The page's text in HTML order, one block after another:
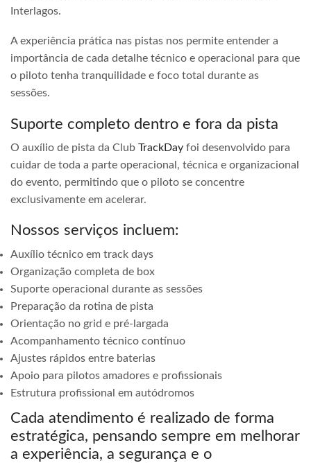
Interlagos.
A experiência prática nas pistas nos permite entender a
importância de cada detalhe técnico e operacional para que
o piloto tenha tranquilidade e foco total durante as
sessões.
Suporte completo dentro e fora da pista
O auxílio de pista da Club TrackDay foi desenvolvido para
cuidar de toda a parte operacional, técnica e organizacional
do evento, permitindo que o piloto se concentre
exclusivamente em acelerar.
Nossos serviços incluem:
Auxílio técnico em track days
Organização completa de box
Suporte operacional durante as sessões
Preparação da rotina de pista
Orientação no grid e pré-largada
Acompanhamento técnico contínuo
Ajustes rápidos entre baterias
Apoio para pilotos amadores e profissionais
Estrutura profissional em autódromos
Cada atendimento é realizado de forma
estratégica, pensando sempre em melhorar
a experiência, a segurança e o